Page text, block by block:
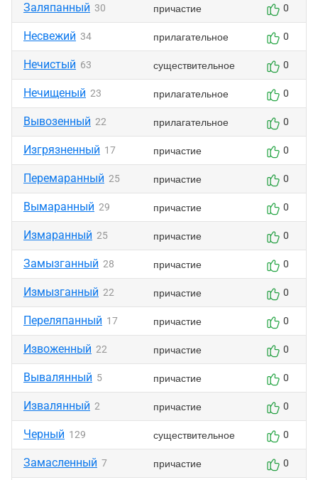
Заляпанный 30 причастие 0
Несвежий 34 прилагательное 0
Нечистый 63 существительное 0
Нечищеный 23 прилагательное 0
Вывозенный 22 прилагательное 0
Изгрязненный 17 причастие 0
Перемаранный 25 причастие 0
Вымаранный 29 причастие 0
Измаранный 25 причастие 0
Замызганный 28 причастие 0
Измызганный 22 причастие 0
Переляпанный 17 причастие 0
Извоженный 22 причастие 0
Вывалянный 5 причастие 0
Извалянный 2 причастие 0
Черный 129 существительное 0
Замасленный 7 причастие 0